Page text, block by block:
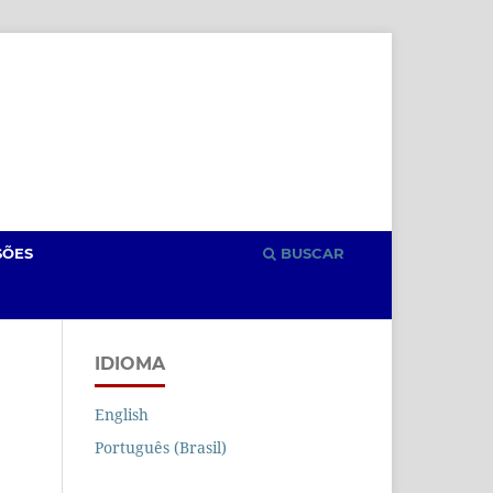
BUSCAR
IDIOMA
English
Português (Brasil)